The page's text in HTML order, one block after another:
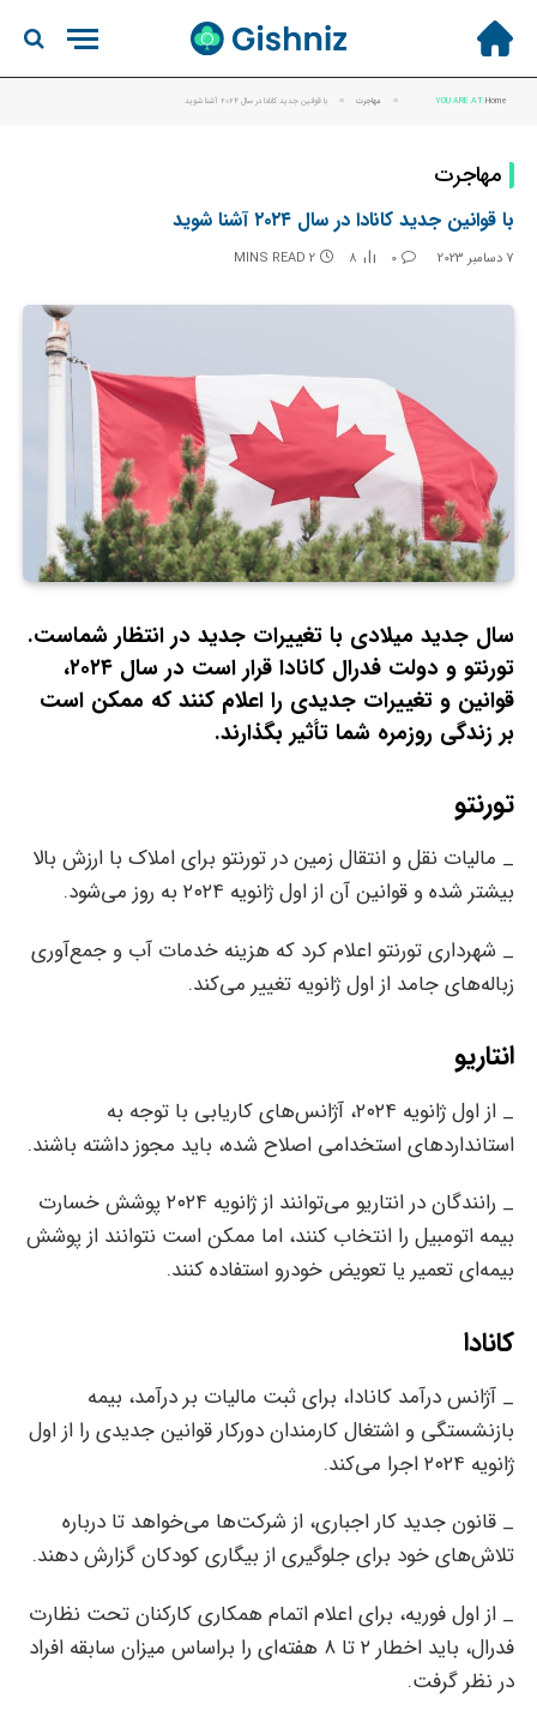
YOU ARE AT:Home
» مهاجرت » با قوانین جدید کانادا در سال ۲۰۲۴ آشنا شوید
مهاجرت
با قوانین جدید کانادا در سال ۲۰۲۴ آشنا شوید
7 دسامبر 2023 0
8
2 MINS READ
سال جدید میلادی با تغییرات جدید در انتظار شماست.
تورنتو و دولت فدرال کانادا قرار است در سال ۲۰۲۴،
قوانین و تغییرات جدیدی را اعلام کنند که ممکن است
بر زندگی روزمره شما تأثیر بگذارند.
تورنتو
_ مالیات نقل و انتقال زمین در تورنتو برای املاک با ارزش بالا
بیشتر شده و قوانین آن از اول ژانویه ۲۰۲۴ به روز می‌شود.
_ شهرداری تورنتو اعلام کرد که هزینه خدمات آب و جمع‌آوری
زباله‌های جامد از اول ژانویه تغییر می‌کند.
انتاریو
_ از اول ژانویه ۲۰۲۴، آژانس‌های کاریابی با توجه به
استانداردهای استخدامی اصلاح‌ شده، باید مجوز داشته باشند.
_ رانندگان در انتاریو می‌توانند از ژانویه ۲۰۲۴ پوشش خسارت
بیمه اتومبیل را انتخاب کنند، اما ممکن است نتوانند از پوشش
بیمه‌ای تعمیر یا تعویض خودرو استفاده کنند.
کانادا
_ آژانس درآمد کانادا، برای ثبت مالیات بر درآمد، بیمه
بازنشستگی و اشتغال کارمندان دورکار قوانین جدیدی را از اول
ژانویه ۲۰۲۴ اجرا می‌کند.
_ قانون جدید کار اجباری، از شرکت‌‌ها می‌خواهد تا درباره
تلاش‌های خود برای جلوگیری از بیگاری کودکان گزارش دهند.
_ از اول فوریه، برای اعلام اتمام همکاری کارکنان تحت نظارت
فدرال، باید اخطار ۲ تا ۸ هفته‌ای را براساس میزان سابقه افراد
در نظر گرفت.